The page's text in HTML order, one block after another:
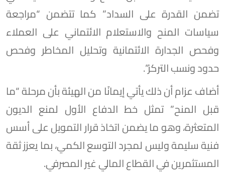
تضمن القدرة على السداد” كما تتضمن “مراجعة
سياسات المنح والاستعلام الائتماني على العملاء
وفحص الجدارة الائتمانية وتحليل المخاطر وفحص
حدود ونسب التركز”.
أضاف عزام أن ذلك يأتي إيمانًا من الهيئة بأن مرحلة “ما
قبل المنح” تمثل خط الدفاع الأول لمنع الديون
المتعثرة، وهو ما يضمن اتخاذ قرار التمويل على أسس
فنية سليمة وليس لمجرد التوسع الكمي، بما يعزز ثقة
المستثمرين في القطاع المالي غير المصرفي.